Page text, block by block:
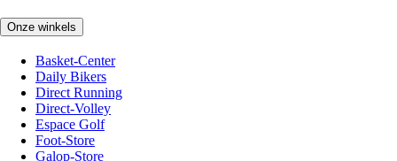
Onze winkels
Basket-Center
Daily Bikers
Direct Running
Direct-Volley
Espace Golf
Foot-Store
Galop-Store